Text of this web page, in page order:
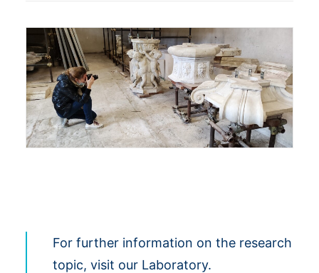
For further information on the research
topic, visit our Laboratory.